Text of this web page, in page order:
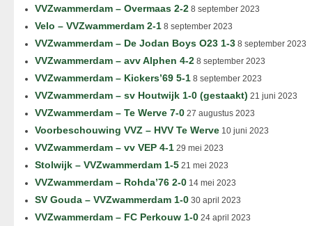
VVZwammerdam – Overmaas 2-2 8 september 2023
Velo – VVZwammerdam 2-1 8 september 2023
VVZwammerdam – De Jodan Boys O23 1-3 8 september 2023
VVZwammerdam – avv Alphen 4-2 8 september 2023
VVZwammerdam – Kickers’69 5-1 8 september 2023
VVZwammerdam – sv Houtwijk 1-0 (gestaakt) 21 juni 2023
VVZwammerdam – Te Werve 7-0 27 augustus 2023
Voorbeschouwing VVZ – HVV Te Werve 10 juni 2023
VVZwammerdam – vv VEP 4-1 29 mei 2023
Stolwijk – VVZwammerdam 1-5 21 mei 2023
VVZwammerdam – Rohda’76 2-0 14 mei 2023
SV Gouda – VVZwammerdam 1-0 30 april 2023
VVZwammerdam – FC Perkouw 1-0 24 april 2023